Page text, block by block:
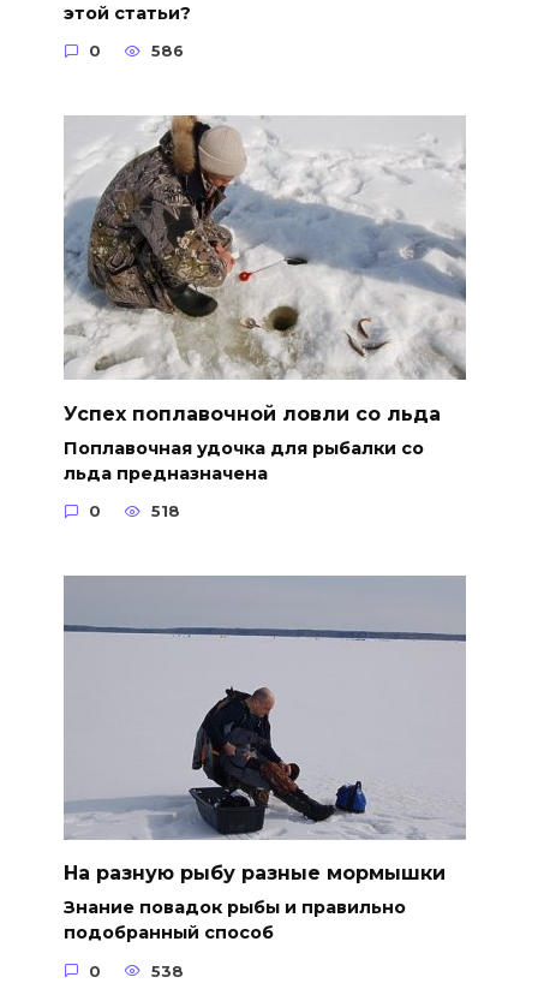
этой статьи?
0 586
Успех поплавочной ловли со льда
Поплавочная удочка для рыбалки со
льда предназначена
0 518
На разную рыбу разные мормышки
Знание повадок рыбы и правильно
подобранный способ
0 538